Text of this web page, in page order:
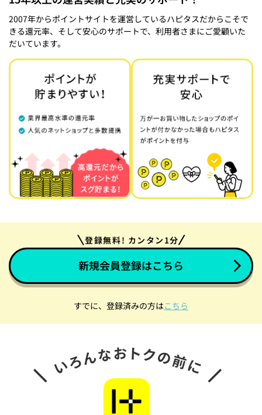
2007年からポイントサイトを運営しているハピタスだからこそで
きる還元率、そして安心のサポートで、利用者さまにご愛顧いた
だいています。
登録無料! カンタン1分
新規会員登録はこちら
すでに、登録済みの方はこちら